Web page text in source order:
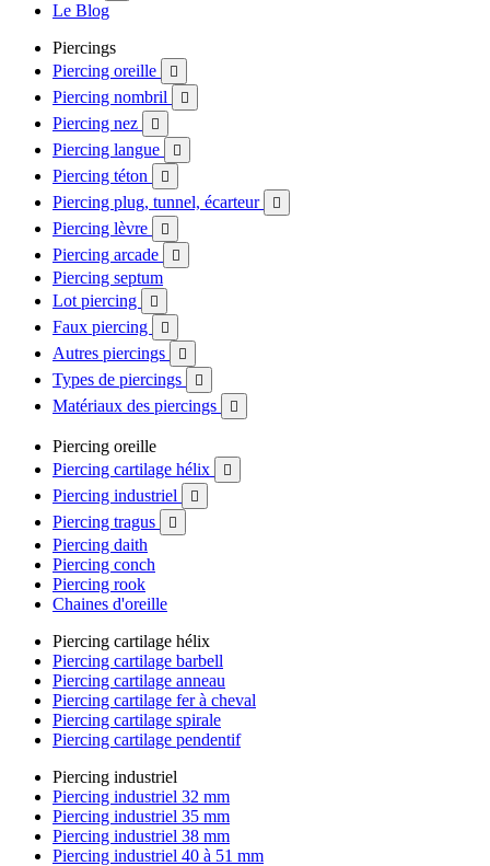
Le Blog
Piercings
Piercing oreille

Piercing nombril 
Piercing nez 
Piercing langue 
Piercing téton 
Piercing plug, tunnel, écarteur 
Piercing lèvre 
Piercing arcade 
Piercing septum
Lot piercing

Faux piercing 
Autres piercings 
Types de piercings 
Matériaux des piercings 
Piercing oreille
Piercing cartilage hélix

Piercing industriel 
Piercing tragus 
Piercing daith
Piercing conch
Piercing rook
Chaines d'oreille
Piercing cartilage hélix
Piercing cartilage barbell
Piercing cartilage anneau
Piercing cartilage fer à cheval
Piercing cartilage spirale
Piercing cartilage pendentif
Piercing industriel
Piercing industriel 32 mm
Piercing industriel 35 mm
Piercing industriel 38 mm
Piercing industriel 40 à 51 mm